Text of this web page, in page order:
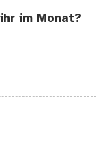
im Monat?